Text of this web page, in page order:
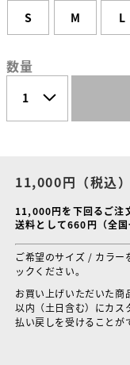
S
M L
数量
11,000円（税込
11,000円を下回るご注
送料として660円（全
ご希望のサイズ / カラー
ックください。
お買い上げいただいた商
以内（土日含む）にカス
払い戻しを受けることが